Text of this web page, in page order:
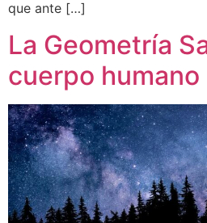
que ante […]
La Geometría
cuerpo humano